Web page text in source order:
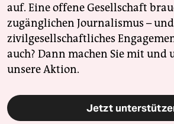
auf. Eine offene Gesellschaft
zugänglichen Journalismus – und
zivilgesellschaftliches
auch? Dann machen Sie mit und
unsere Aktion.
Jetzt